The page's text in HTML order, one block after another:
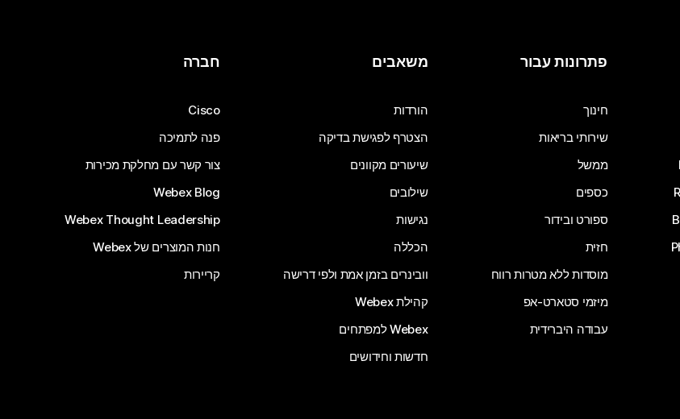
פתרונות עבור
חינוך
שירותי בריאות
ממשל
כספים
ספורט ובידור
חזית
מוסדות ללא מטרות רווח
מיזמי סטארט-אפ
עבודה היברידית
משאבים
הורדות
הצטרף לפגישת בדיקה
שיעורים מקוונים
שילובים
נגישות
הכללה
וובינרים בזמן אמת ולפי דרישה
קהילת Webex
Webex למפתחים
חדשות וחידושים
חברה
Cisco
פנה לתמיכה
צור קשר עם מחלקת מכירות
Webex Blog
Webex Thought Leadership
חנות המוצרים של Webex
קריירות